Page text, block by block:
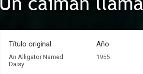
Título original
An Alligator Named
Daisy
Año
1955